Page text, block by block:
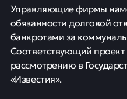
Управляющие фирмы
обязанности долговой
банкротами за
Соответствующий проект
рассмотрению в
«Известия».